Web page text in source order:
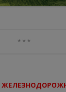
* * *